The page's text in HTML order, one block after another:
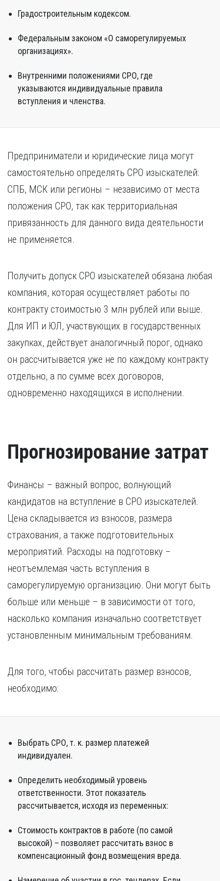
Градостроительным кодексом.
Федеральным законом «О саморегулируемых
организациях».
Внутренними положениями СРО, где
указываются индивидуальные правила
вступления и членства.
Предприниматели и юридические лица могут
самостоятельно определять СРО изыскателей:
СПБ, МСК или регионы – независимо от места
положения СРО, так как территориальная
привязанность для данного вида деятельности
не применяется.
Получить допуск СРО изыскателей обязана любая
компания, которая осуществляет работы по
контракту стоимостью 3 млн рублей или выше.
Для ИП и ЮЛ, участвующих в государственных
закупках, действует аналогичный порог, однако
он рассчитывается уже не по каждому контракту
отдельно, а по сумме всех договоров,
одновременно находящихся в исполнении.
Прогнозирование затрат
Финансы – важный вопрос, волнующий
кандидатов на вступление в СРО изыскателей.
Цена складывается из взносов, размера
страхования, а также подготовительных
мероприятий. Расходы на подготовку –
неотъемлемая часть вступления в
саморегулируемую организацию. Они могут быть
больше или меньше – в зависимости от того,
насколько компания изначально соответствует
установленным минимальным требованиям.
Для того, чтобы рассчитать размер взносов,
необходимо:
Выбрать СРО, т. к. размер платежей
индивидуален.
Определить необходимый уровень
ответственности. Этот показатель
рассчитывается, исходя из переменных:
Стоимость контрактов в работе (по самой
высокой) – позволяет рассчитать взнос в
компенсационный фонд возмещения вреда.